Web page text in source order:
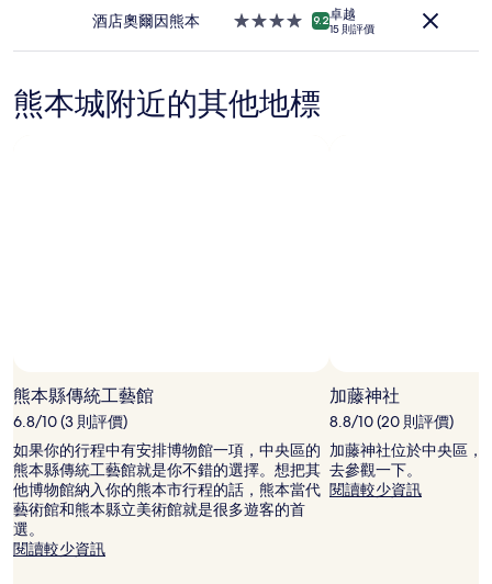
情
可
能
會
住
酒店奧爾因熊本
4.0
宿
9.2卓越
15 則評價
熊本城附近的其他地標
熊本縣傳統工藝館
6.8/10 (3 則評價)
如果你的行程中有安排博物館一項，中央區的
熊本縣傳統工藝館就是你不錯的選擇。想把其
他博物館納入你的熊本市行程的話，熊本當代
藝術館和熊本縣立美術館就是很多遊客的首
選。
閱讀較少資訊
加藤神社
8.8/10 (20 則評價)
加藤神社位於中央區，
去參觀一下。
閱讀較少資訊